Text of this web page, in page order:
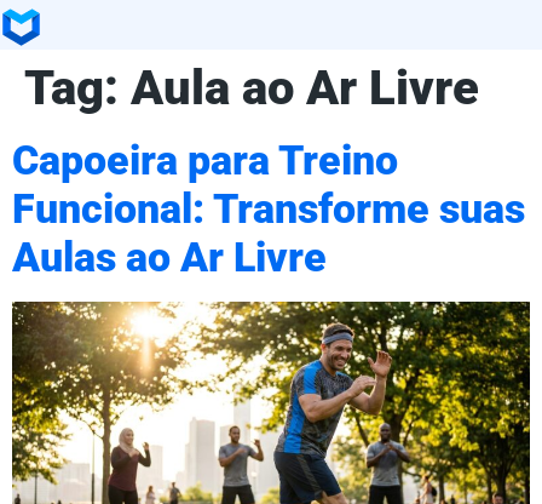
Tag: Aula ao Ar Livre
Capoeira para Treino
Funcional: Transforme suas
Aulas ao Ar Livre